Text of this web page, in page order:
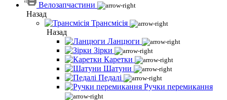
Велозапчастини
Назад
Трансмісія
Назад
Ланцюги
Зірки
Каретки
Шатуни
Педалі
Ручки перемикання